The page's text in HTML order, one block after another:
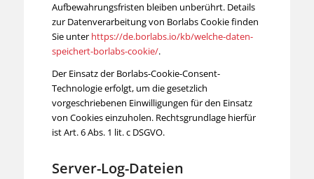
Aufbewahrungsfristen bleiben unberührt. Details
zur Datenverarbeitung von Borlabs Cookie finden
Sie unter https://de.borlabs.io/kb/welche-daten-
speichert-borlabs-cookie/.
Der Einsatz der Borlabs-Cookie-Consent-
Technologie erfolgt, um die gesetzlich
vorgeschriebenen Einwilligungen für den Einsatz
von Cookies einzuholen. Rechtsgrundlage hierfür
ist Art. 6 Abs. 1 lit. c DSGVO.
Server-Log-Dateien